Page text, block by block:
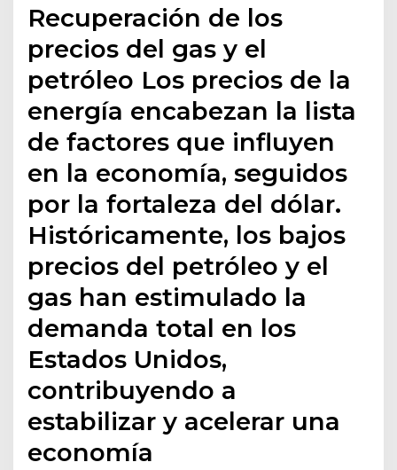
Recuperación de los
precios del gas y el
petróleo Los precios de la
energía encabezan la lista
de factores que influyen
en la economía, seguidos
por la fortaleza del dólar.
Históricamente, los bajos
precios del petróleo y el
gas han estimulado la
demanda total en los
Estados Unidos,
contribuyendo a
estabilizar y acelerar una
economía